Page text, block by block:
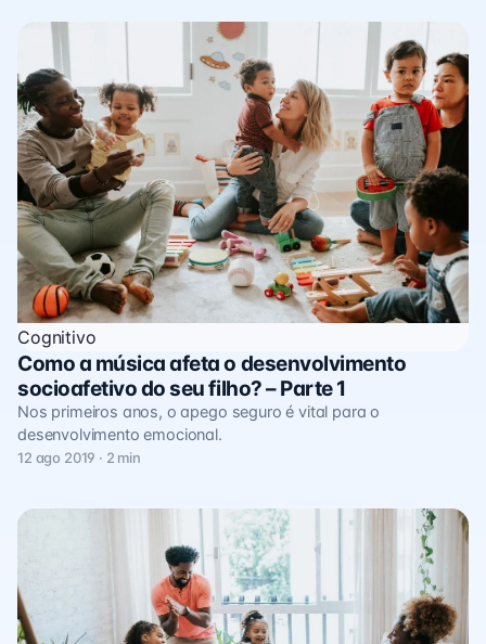
Cognitivo
Como a música afeta o desenvolvimento
socioafetivo do seu filho? – Parte 1
Nos primeiros anos, o apego seguro é vital para o
desenvolvimento emocional.
12 ago 2019 · 2 min